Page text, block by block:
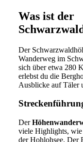
Was ist der
Der
Wanderweg im
sich über etwa 280
erlebst du die
Ausblicke auf Täler
Der
viele Highlights,
der Hohlohsee. Der